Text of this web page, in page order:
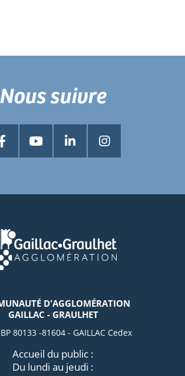
D'AGGLOMÉRATION
GAILLAC - GRAULHET
80133 -81604 - GAILLAC Cedex
Accueil du public :
Du lundi au jeudi :
Nous suivre